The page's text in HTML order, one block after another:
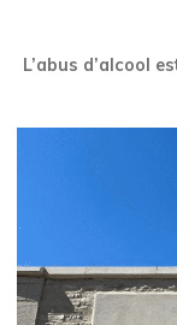
L’abus d’alcool